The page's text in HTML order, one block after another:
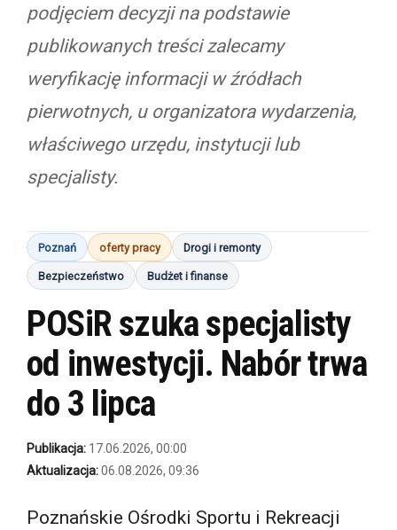
podjęciem decyzji na podstawie
publikowanych treści zalecamy
weryfikację informacji w źródłach
pierwotnych, u organizatora wydarzenia,
właściwego urzędu, instytucji lub
specjalisty.
Poznań oferty pracy Drogi i remonty
Bezpieczeństwo Budżet i finanse
POSiR szuka specjalisty
od inwestycji. Nabór trwa
do 3 lipca
Publikacja: 17.06.2026, 00:00
Aktualizacja:06.08.2026, 09:36
Poznańskie Ośrodki Sportu i Rekreacji